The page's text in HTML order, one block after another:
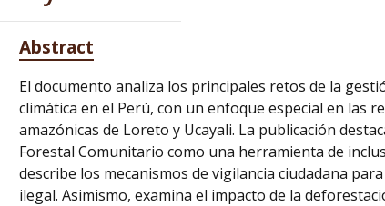
Abstract
El documento analiza los principales retos de la
climática en el Perú, con un enfoque especial en las
amazónicas de Loreto y Ucayali. La publicación
Forestal Comunitario como una herramienta de
describe los mecanismos de vigilancia ciudadana
ilegal. Asimismo, examina el impacto de la